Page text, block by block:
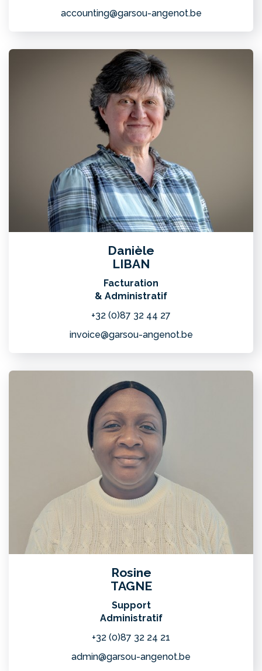
accounting@garsou-angenot.be
Danièle
LIBAN
Facturation
& Administratif
+32 (0)87 32 44 27
invoice@garsou-angenot.be
Rosine
TAGNE
Support
Administratif
+32 (0)87 32 24 21
admin@garsou-angenot.be